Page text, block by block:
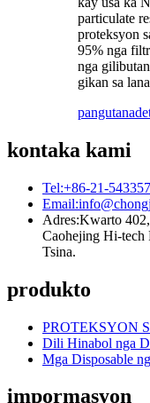
particulate
proteksyon
95% nga
nga
gikan sa
pangutana
kontaka kami
Tel:+86-21-
Email:
Adres:Kwarto
Caohejing Hi-tech
Tsina.
produkto
PROTEKSYON
Dili Hinabol nga
Mga Disposable
impormasyon